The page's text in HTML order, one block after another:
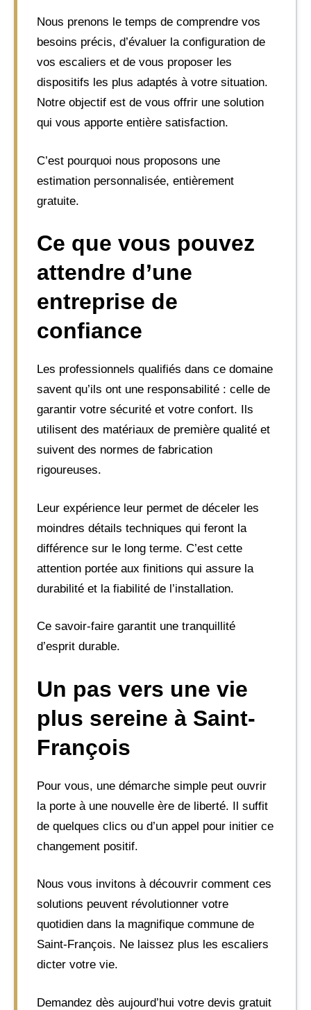
Nous prenons le temps de comprendre vos
besoins précis, d’évaluer la configuration de
vos escaliers et de vous proposer les
dispositifs les plus adaptés à votre situation.
Notre objectif est de vous offrir une solution
qui vous apporte entière satisfaction.
C’est pourquoi nous proposons une
estimation personnalisée, entièrement
gratuite.
Ce que vous pouvez
attendre d’une
entreprise de
confiance
Les professionnels qualifiés dans ce domaine
savent qu’ils ont une responsabilité : celle de
garantir votre sécurité et votre confort. Ils
utilisent des matériaux de première qualité et
suivent des normes de fabrication
rigoureuses.
Leur expérience leur permet de déceler les
moindres détails techniques qui feront la
différence sur le long terme. C’est cette
attention portée aux finitions qui assure la
durabilité et la fiabilité de l’installation.
Ce savoir-faire garantit une tranquillité
d’esprit durable.
Un pas vers une vie
plus sereine à Saint-
François
Pour vous, une démarche simple peut ouvrir
la porte à une nouvelle ère de liberté. Il suffit
de quelques clics ou d’un appel pour initier ce
changement positif.
Nous vous invitons à découvrir comment ces
solutions peuvent révolutionner votre
quotidien dans la magnifique commune de
Saint-François. Ne laissez plus les escaliers
dicter votre vie.
Demandez dès aujourd’hui votre devis gratuit